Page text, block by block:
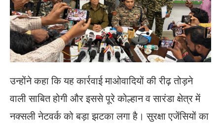
उन्होंने कहा कि यह कार्रवाई माओवादियों की रीढ़ तोड़ने
वाली साबित होगी और इससे पूरे कोल्हान व सारंडा क्षेत्र में
नक्सली नेटवर्क को बड़ा झटका लगा है। सुरक्षा एजेंसियों का